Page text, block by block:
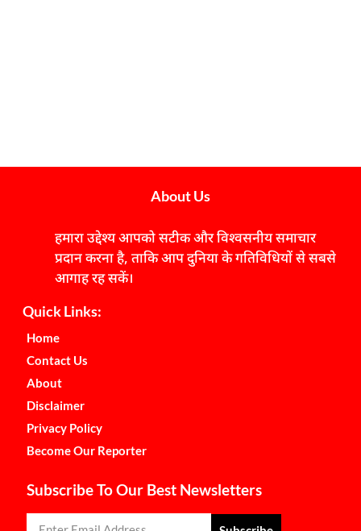
About Us
हमारा उद्देश्य आपको सटीक और विश्वसनीय समाचार
प्रदान करना है, ताकि आप दुनिया के गतिविधियों से सबसे
आगाह रह सकें।
Quick Links:
Home
Contact Us
About
Disclaimer
Privacy Policy
Become Our Reporter
Subscribe To Our Best Newsletters